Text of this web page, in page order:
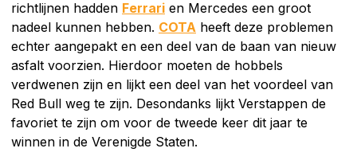
richtlijnen hadden Ferrari en Mercedes een groot
nadeel kunnen hebben. COTA heeft deze problemen
echter aangepakt en een deel van de baan van nieuw
asfalt voorzien. Hierdoor moeten de hobbels
verdwenen zijn en lijkt een deel van het voordeel van
Red Bull weg te zijn. Desondanks lijkt Verstappen de
favoriet te zijn om voor de tweede keer dit jaar te
winnen in de Verenigde Staten.